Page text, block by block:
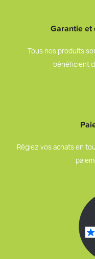
Garantie et
Tous nos produits
bénéficient
Réglez vos achats en